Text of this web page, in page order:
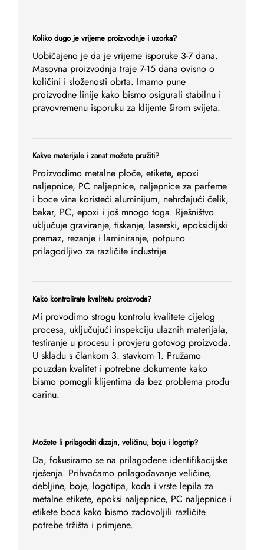
Koliko dugo je vrijeme proizvodnje i uzorka?
Uobičajeno je da je vrijeme isporuke 3-7 dana.
Masovna proizvodnja traje 7-15 dana ovisno o
količini i složenosti obrta. Imamo pune
proizvodne linije kako bismo osigurali stabilnu i
pravovremenu isporuku za klijente širom svijeta.
Kakve materijale i zanat možete pružiti?
Proizvodimo metalne ploče, etikete, epoxi
naljepnice, PC naljepnice, naljepnice za parfeme
i boce vina koristeći aluminijum, nehrđajući čelik,
bakar, PC, epoxi i još mnogo toga. Rješništvo
uključuje graviranje, tiskanje, laserski, epoksidijski
premaz, rezanje i laminiranje, potpuno
prilagodljivo za različite industrije.
Kako kontrolirate kvalitetu proizvoda?
Mi provodimo strogu kontrolu kvalitete cijelog
procesa, uključujući inspekciju ulaznih materijala,
testiranje u procesu i provjeru gotovog proizvoda.
U skladu s člankom 3. stavkom 1. Pružamo
pouzdan kvalitet i potrebne dokumente kako
bismo pomogli klijentima da bez problema prođu
carinu.
Možete li prilagoditi dizajn, veličinu, boju i logotip?
Da, fokusiramo se na prilagođene identifikacijske
rješenja. Prihvaćamo prilagođavanje veličine,
debljine, boje, logotipa, koda i vrste lepila za
metalne etikete, epoksi naljepnice, PC naljepnice i
etikete boca kako bismo zadovoljili različite
potrebe tržišta i primjene.